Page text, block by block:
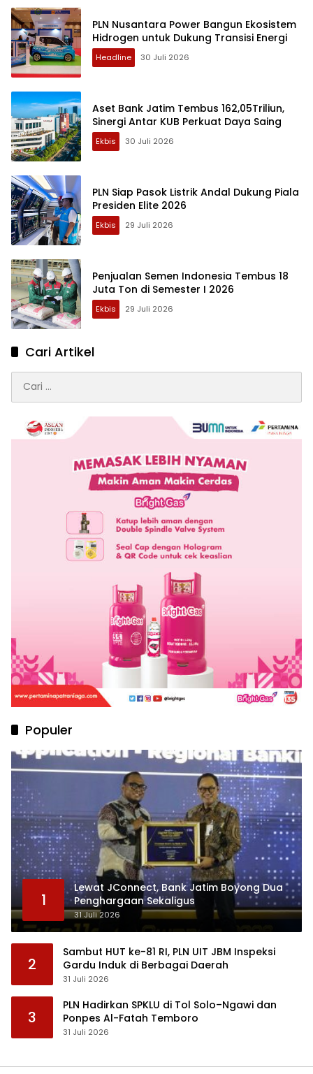
PLN Nusantara Power Bangun Ekosistem
Hidrogen untuk Dukung Transisi Energi
Headline 30 Juli 2026
Aset Bank Jatim Tembus 162,05Triliun,
Sinergi Antar KUB Perkuat Daya Saing
Ekbis 30 Juli 2026
PLN Siap Pasok Listrik Andal Dukung Piala
Presiden Elite 2026
Ekbis 29 Juli 2026
Penjualan Semen Indonesia Tembus 18
Juta Ton di Semester I 2026
Ekbis 29 Juli 2026
Cari Artikel
untuk:
Populer
1
Lewat JConnect, Bank Jatim Boyong Dua
Penghargaan Sekaligus
31 Juli 2026
2
Sambut HUT ke-81 RI, PLN UIT JBM Inspeksi
Gardu Induk di Berbagai Daerah
31 Juli 2026
3
PLN Hadirkan SPKLU di Tol Solo–Ngawi dan
Ponpes Al-Fatah Temboro
31 Juli 2026